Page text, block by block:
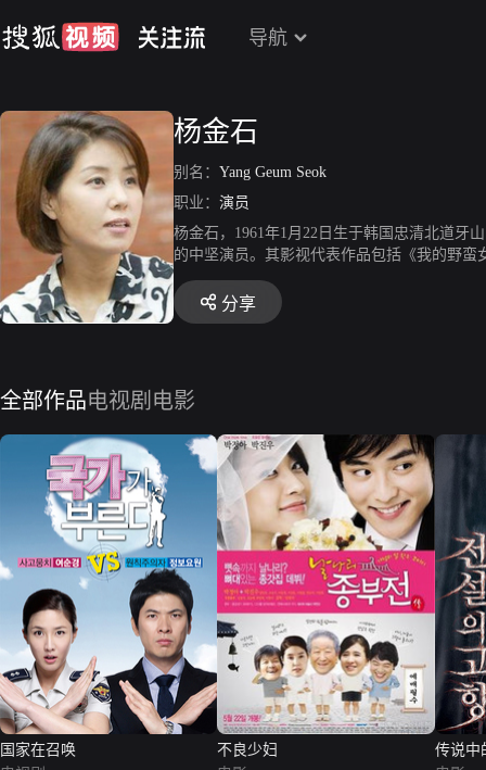
导航
杨金石
别名： Yang Geum Seok
职业： 演员
杨金石，1961年1月22日生于韩国忠清北道牙
的中坚演员。其影视代表作品包括《我的野
分享
全部作品电视剧 电影
国家在召唤
不良少妇
传说中